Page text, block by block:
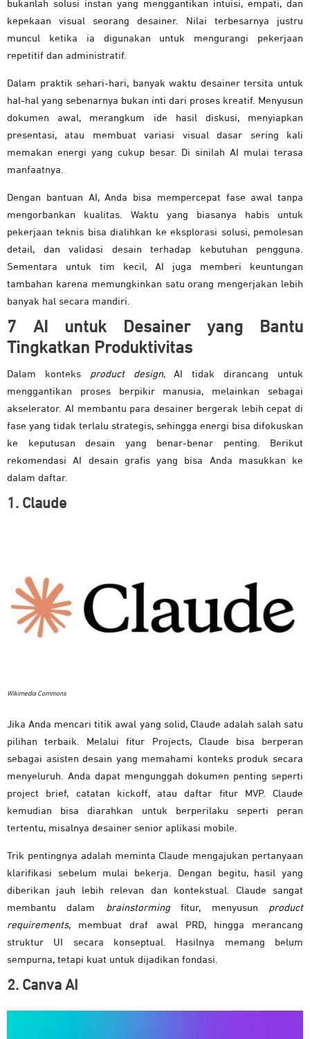
bukanlah solusi instan yang menggantikan intuisi, empati, dan
kepekaan visual seorang desainer. Nilai terbesarnya justru
muncul ketika ia digunakan untuk mengurangi pekerjaan
repetitif dan administratif.
Dalam praktik sehari-hari, banyak waktu desainer tersita untuk
hal-hal yang sebenarnya bukan inti dari proses kreatif. Menyusun
dokumen awal, merangkum ide hasil diskusi, menyiapkan
presentasi, atau membuat variasi visual dasar sering kali
memakan energi yang cukup besar. Di sinilah AI mulai terasa
manfaatnya.
Dengan bantuan AI, Anda bisa mempercepat fase awal tanpa
mengorbankan kualitas. Waktu yang biasanya habis untuk
pekerjaan teknis bisa dialihkan ke eksplorasi solusi, pemolesan
detail, dan validasi desain terhadap kebutuhan pengguna.
Sementara untuk tim kecil, AI juga memberi keuntungan
tambahan karena memungkinkan satu orang mengerjakan lebih
banyak hal secara mandiri.
7 AI untuk Desainer yang Bantu
Tingkatkan Produktivitas
Dalam konteks product design,AI tidak dirancang untuk
menggantikan proses berpikir manusia, melainkan sebagai
akselerator. AI membantu para desainer bergerak lebih cepat di
fase yang tidak terlalu strategis, sehingga energi bisa difokuskan
ke keputusan desain yang benar-benar penting. Berikut
rekomendasi AI desain grafis yang bisa Anda masukkan ke
dalam daftar.
1. Claude
Wikimedia Commons
Jika Anda mencari titik awal yang solid, Claude adalah salah satu
pilihan terbaik. Melalui fitur Projects, Claude bisa berperan
sebagai asisten desain yang memahami konteks produk secara
menyeluruh. Anda dapat mengunggah dokumen penting seperti
project brief, catatan kickoff, atau daftar fitur MVP. Claude
kemudian bisa diarahkan untuk berperilaku seperti peran
tertentu, misalnya desainer senior aplikasi mobile.
Trik pentingnya adalah meminta Claude mengajukan pertanyaan
klarifikasi sebelum mulai bekerja. Dengan begitu, hasil yang
diberikan jauh lebih relevan dan kontekstual. Claude sangat
membantu dalam brainstormingfitur, menyusun product
requirements, membuat draf awal PRD, hingga merancang
struktur UI secara konseptual. Hasilnya memang belum
sempurna, tetapi kuat untuk dijadikan fondasi.
2. Canva AI